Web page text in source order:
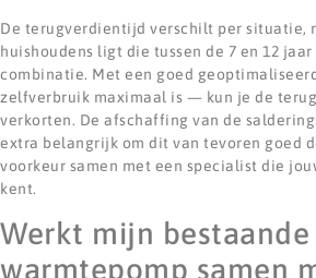
De terugverdientijd verschilt per situatie,
huishoudens ligt die tussen de 7 en 12
combinatie. Met een goed
zelfverbruik maximaal is — kun je de
verkorten. De afschaffing van de
extra belangrijk om dit van tevoren goed
voorkeur samen met een specialist die
kent.
Werkt mijn bestaande
warmtepomp samen